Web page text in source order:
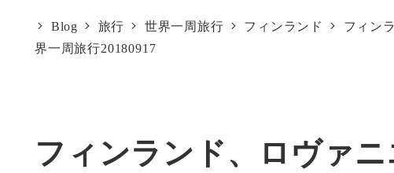
Blog 旅行 世界一周旅行 フィンランド
フィン
界一周旅行20180917
フィンランド、ロヴァ